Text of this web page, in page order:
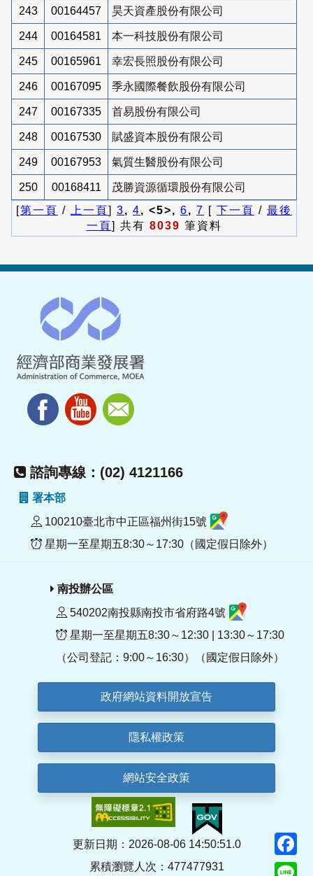
243 00164457 昊天資產股份有限公司
244 00164581 本一科技股份有限公司
245 00165961 幸宏長照股份有限公司
246 00167095 季永國際餐飲股份有限公司
247 00167335 首易股份有限公司
248 00167530 賦盛資本股份有限公司
249 00167953 氣質生醫股份有限公司
250 00168411
茂勝資源循環股份有限公司
[第一頁 / 上一頁] 3, 4, <5>, 6, 7 [ 下一頁 / 最後
一頁] 共有 8039 筆資料
諮詢專線：(02) 4121166
署本部
100210臺北市中正區福州街15號
星期一至星期五8:30～17:30（國定假日除外）
南投辦公區
540202南投縣南投市省府路4號
星期一至星期五8:30～12:30 | 13:30～17:30
（公司登記：9:00～16:30）（國定假日除外）
政府網站資料開放宣告
隱私權政策
網站安全政策
更新日期：2026-08-06 14:50:51.0
累積瀏覽人次：477477931